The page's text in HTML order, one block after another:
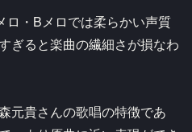
ロ・Bメロでは柔らかい声質
ぎると楽曲の繊細さが損なわ
元貴さんの歌唱の特徴であ